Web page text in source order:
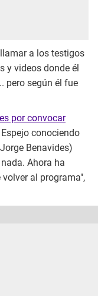
a los testigos
y videos donde él
pero según él fue
por convocar
conociendo
Benavides)
Ahora ha
al programa",